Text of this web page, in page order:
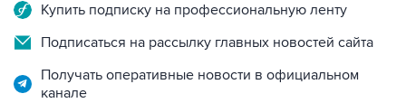
Купить подписку на профессиональную ленту
Подписаться на рассылку главных новостей сайта
Получать оперативные новости в официальном
канале